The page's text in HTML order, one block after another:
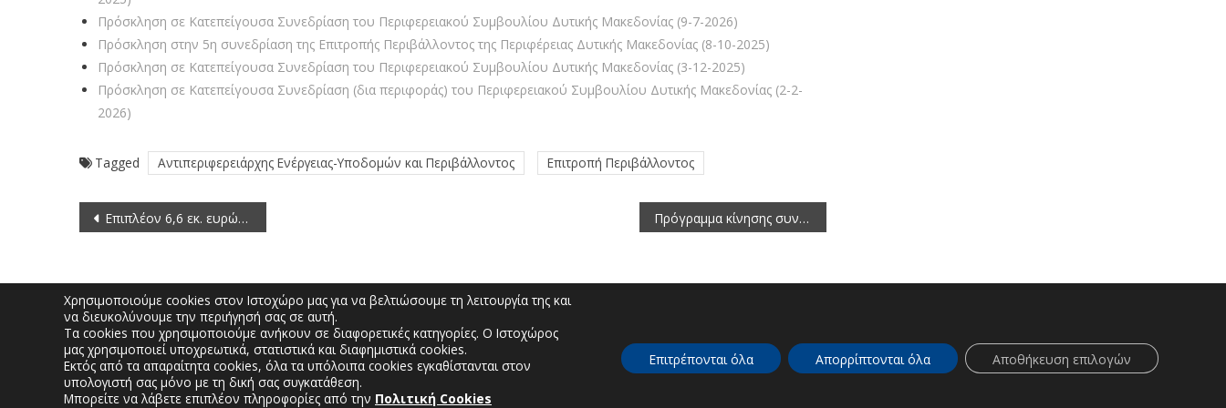
Πρόσκληση σε Κατεπείγουσα Συνεδρίαση του Περιφερειακού Συμβουλίου Δυτικής Μακεδονίας (9-7-2026)
Πρόσκληση στην 5η συνεδρίαση της Επιτροπής Περιβάλλοντος της Περιφέρειας Δυτικής Μακεδονίας (8-10-2025)
Πρόσκληση σε Κατεπείγουσα Συνεδρίαση του Περιφερειακού Συμβουλίου Δυτικής Μακεδονίας (3-12-2025)
Πρόσκληση σε Κατεπείγουσα Συνεδρίαση (δια περιφοράς) του Περιφερειακού Συμβουλίου Δυτικής Μακεδονίας (2-2-
2026)
Tagged Αντιπεριφερειάρχης Ενέργειας-Υποδομών και Περιβάλλοντος Επιτροπή Περιβάλλοντος
Πλοήγηση
άρθρων
Επιπλέον 6,6 εκ. ευρώ από το Πρόγραμμα Αγροτικής Ανάπτυξης (ΠΑΑ) 2014-2020, που διαχειρίζεται η ΕΥΔΕΠ ΠΔΜ, για επέκταση, βελτίωση και εκσυγχρονισμό αρδευτικών δικτύων στην Περιφέρεια Δυτικής Μακεδονίας Πρόγραμμα κίνησης συνεργείων 22/3/2021-27/3/2021 για το Έργο Καταπολέμησης Κουνουπιών Περιφέρειας Δυτικής Μακεδονίας 2020-2022
ΠΟΛΙΤΕΣ ΕΠΕΝΔΥΤΕΣ
Χρησιμοποιούμε cookies στον Ιστοχώρο μας για να βελτιώσουμε τη λειτουργία της και
να διευκολύνουμε την περιήγησή σας σε αυτή.
Τα cookies που χρησιμοποιούμε ανήκουν σε διαφορετικές κατηγορίες. Ο Ιστοχώρος
μας χρησιμοποιεί υποχρεωτικά, στατιστικά και διαφημιστικά cookies.
Εκτός από τα απαραίτητα cookies, όλα τα υπόλοιπα cookies εγκαθίστανται στον
υπολογιστή σας μόνο με τη δική σας συγκατάθεση.
Μπορείτε να λάβετε επιπλέον πληροφορίες από την Πολιτική Cookies
Επιτρέπονται όλα Απορρίπτονται όλα Αποθήκευση επιλογών